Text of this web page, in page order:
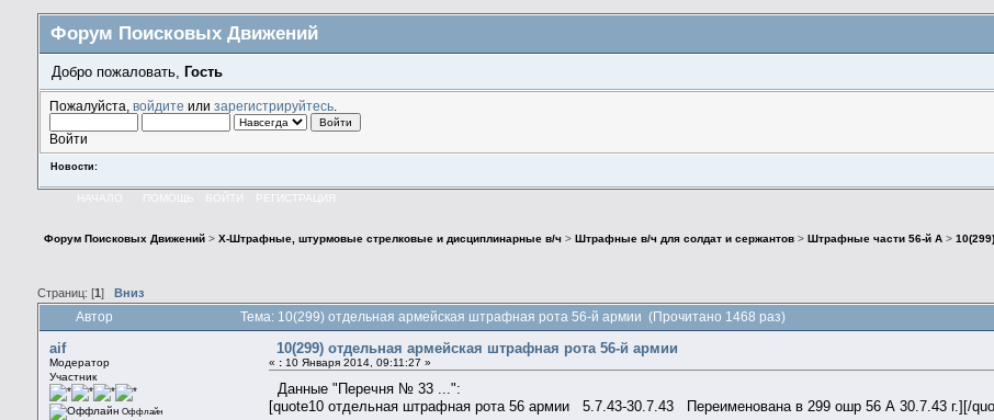
Форум Поисковых Движений
Добро пожаловать, Гость
Пожалуйста, войдите или зарегистрируйтесь.
Войти
Новости:
НАЧАЛО ПОМОЩЬ ВОЙТИ РЕГИСТРАЦИЯ
Форум Поисковых Движений >X-Штрафные, штурмовые стрелковые и дисциплинарные в/ч > Штрафные в/ч для солдат и сержантов > Штрафные части 56-й А >
Страниц: [1 ] Вниз
Автор Тема: 10(299) отдельная армейская штрафная рота 56-й армии (Прочитано 1468 раз)
aif
Модератор
Участник
Оффлайн
10(299) отдельная армейская штрафная рота 56-й армии
« : 10 Января 2014, 09:11:27 »
Данные "Перечня № 33 ...":
[quote10 отдельная штрафная рота 56 армии 5.7.43-30.7.43 Переименована в 299 ошр 56 А 30.7.43 г.][/